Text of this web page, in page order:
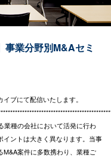
事業分野別M&Aセミ
イブにて配信いたします。
業種の会社において活発に行わ
ントは大きく異なります。当事
案件に多数携わり、業種ご